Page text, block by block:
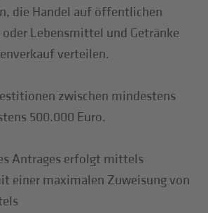
die Handel auf öffentlichen
oder Lebensmittel und Getränke
verteilen.
zwischen mindestens
500.000 Euro.
Antrages erfolgt mittels
einer maximalen Zuweisung von